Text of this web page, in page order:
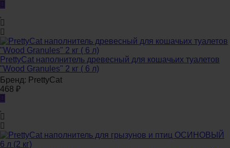
PrettyCat наполнитель древесный для кошачьих туалетов
"Wood Granules" 2 кг ( 6 л)
Бренд: PrettyCat
468 ₽